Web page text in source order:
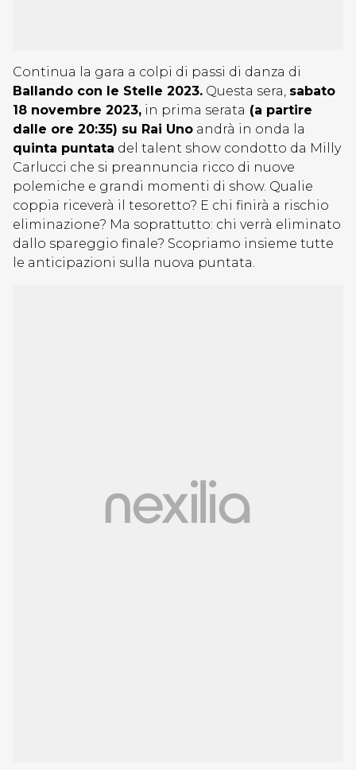
Continua la gara a colpi di passi di danza di
Ballando con le Stelle 2023. Questa sera, sabato
18 novembre 2023, in prima serata (a partire
dalle ore 20:35) su Rai Uno andrà in onda la
quinta puntata del talent show condotto da Milly
Carlucci che si preannuncia ricco di nuove
polemiche e grandi momenti di show. Qualie
coppia riceverà il tesoretto? E chi finirà a rischio
eliminazione? Ma soprattutto: chi verrà eliminato
dallo spareggio finale? Scopriamo insieme tutte
le anticipazioni sulla nuova puntata.